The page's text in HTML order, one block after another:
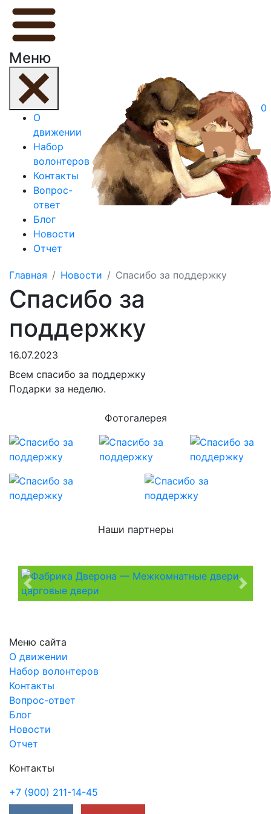
Меню
О
движении
Набор
волонтеров
Контакты
Вопрос-
ответ
Блог
Новости
Отчет
0
Главная Новости Спасибо за поддержку
Спасибо за
поддержку
16.07.2023
Всем спасибо за поддержку
Подарки за неделю.
Фотогалерея
Наши партнеры
Previous Next
Меню сайта
О движении
Набор волонтеров
Контакты
Вопрос-ответ
Блог
Новости
Отчет
Контакты
+7 (900) 211-14-45